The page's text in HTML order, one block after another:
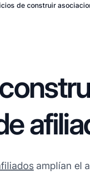
de construir
amplían el